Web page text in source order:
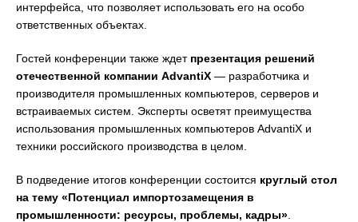
интерфейса, что позволяет использовать его на особо
ответственных объектах.
Гостей конференции также ждет презентация решений
отечественной компании AdvantiX — разработчика и
производителя промышленных компьютеров, серверов и
встраиваемых систем. Эксперты осветят преимущества
использования промышленных компьютеров AdvantiX и
техники российского производства в целом.
В подведение итогов конференции состоится круглый стол
на тему «Потенциал импортозамещения в
промышленности: ресурсы, проблемы, кадры»